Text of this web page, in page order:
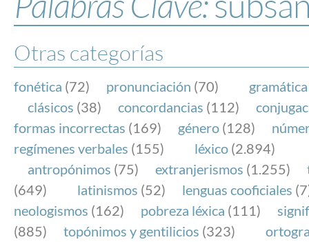
ESPECIALES
BLOG
NOTICIAS
SOBRE LA FUNDÉURAE
FundéuRAE es una fundación patrocinada por la
y la Real Academia Española, cuyo objetivo es
el buen uso del español en los medios de
Internet.
Otras categorías
fonética (72) pronunciación (70) gramática
clásicos (38) concordancias (112)
formas incorrectas (169) género (128)
regímenes verbales (155) léxico (2.894)
antropónimos (75) extranjerismos (1.255)
(649)
latinismos (52) lenguas cooficiales
neologismos (162) pobreza léxica (111)
(885)
topónimos y gentilicios (323)